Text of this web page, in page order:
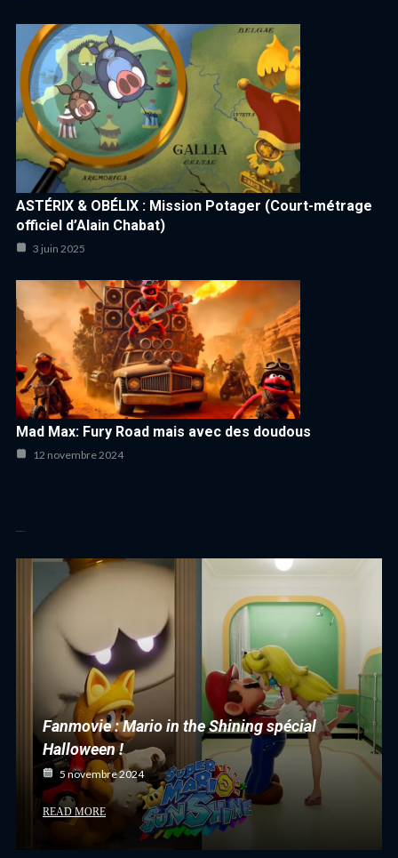
ASTÉRIX & OBÉLIX : Mission Potager (Court-métrage
officiel d’Alain Chabat)
3 juin 2025
Mad Max: Fury Road mais avec des doudous
12 novembre 2024
Fanmovie : Mario in the Shining spécial
Halloween !
5 novembre 2024
READ MORE